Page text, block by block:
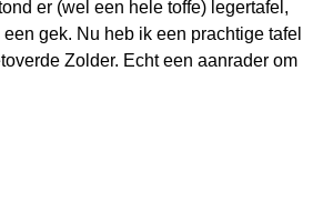
er (wel een hele toffe) legertafel,
gek. Nu heb ik een prachtige tafel
Zolder. Echt een aanrader om